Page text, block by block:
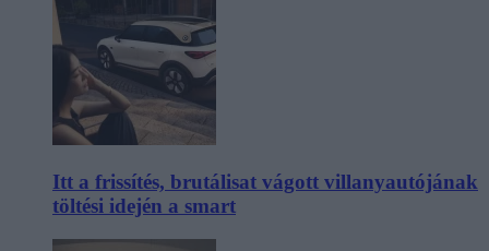
Itt a frissítés, brutálisat vágott villanyautójának
töltési idején a smart